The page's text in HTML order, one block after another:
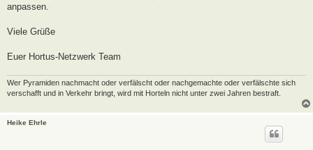
anpassen.
Viele Grüße
Euer Hortus-Netzwerk Team
Wer Pyramiden nachmacht oder verfälscht oder nachgemachte oder verfälschte sich
verschafft und in Verkehr bringt, wird mit Horteln nicht unter zwei Jahren bestraft.
Heike Ehrle